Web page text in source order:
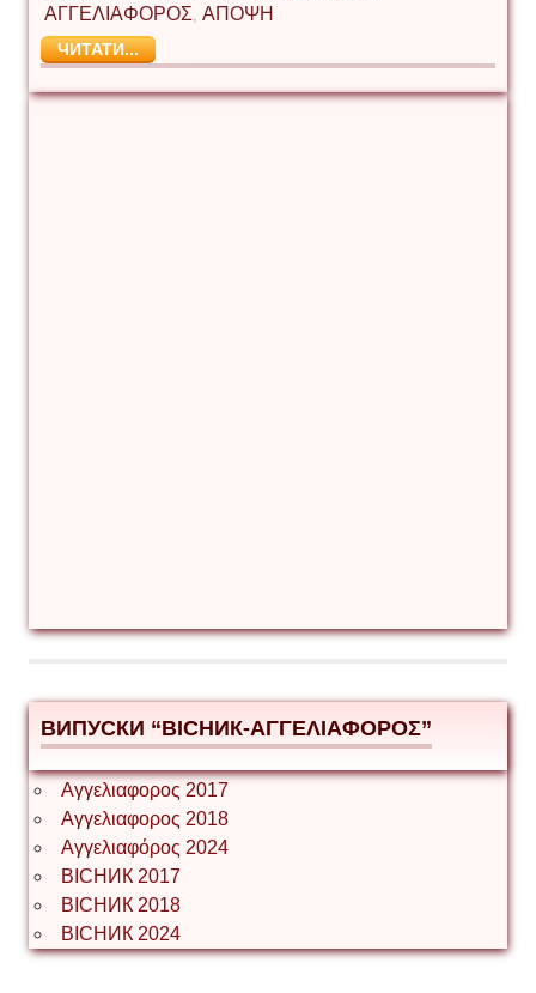
ΑΓΓΕΛΙΑΦΟΡΟΣ ΑΠΟΨΗ
ЧИТАТИ...
ВИПУСКИ “ВІСНИК-ΑΓΓΕΛΙΑΦΟΡΟΣ”
Αγγελιαφορος 2017
Αγγελιαφορος 2018
Αγγελιαφόρος 2024
ВІСНИК 2017
ВІСНИК 2018
ВІСНИК 2024